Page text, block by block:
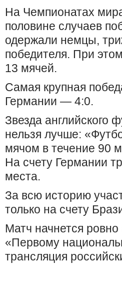
На Чемпионатах
половине случаев
одержали немцы,
победителя. При
13 мячей.
Самая крупная
Германии — 4:0.
Звезда английского
нельзя лучше:
мячом в течение 90
На счету Германии
места.
За всю историю
только на счету
Матч начнется
«Первому
трансляция